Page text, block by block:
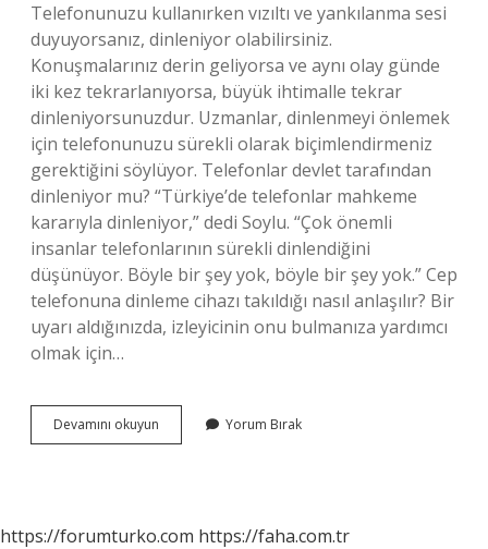
Telefonunuzu kullanırken vızıltı ve yankılanma sesi
duyuyorsanız, dinleniyor olabilirsiniz.
Konuşmalarınız derin geliyorsa ve aynı olay günde
iki kez tekrarlanıyorsa, büyük ihtimalle tekrar
dinleniyorsunuzdur. Uzmanlar, dinlenmeyi önlemek
için telefonunuzu sürekli olarak biçimlendirmeniz
gerektiğini söylüyor. Telefonlar devlet tarafından
dinleniyor mu? “Türkiye’de telefonlar mahkeme
kararıyla dinleniyor,” dedi Soylu. “Çok önemli
insanlar telefonlarının sürekli dinlendiğini
düşünüyor. Böyle bir şey yok, böyle bir şey yok.” Cep
telefonuna dinleme cihazı takıldığı nasıl anlaşılır? Bir
uyarı aldığınızda, izleyicinin onu bulmanıza yardımcı
olmak için…
Devamını okuyun
Telefonlar
Yorum Bırak
https://forumturko.com https://faha.com.tr